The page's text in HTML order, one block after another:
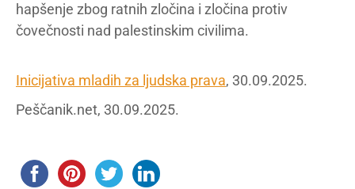
hapšenje zbog ratnih zločina i zločina protiv
čovečnosti nad palestinskim civilima.
Inicijativa mladih za ljudska prava, 30.09.2025.
Peščanik.net, 30.09.2025.